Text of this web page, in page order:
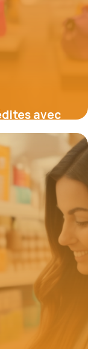
avec